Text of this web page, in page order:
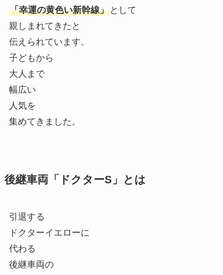
「幸運の黄色い新幹線」として
親しまれてきたと
伝えられています。
子どもから
大人まで
幅広い
人気を
集めてきました。
後継車両「ドクターS」とは
引退する
ドクターイエローに
代わる
後継車両の